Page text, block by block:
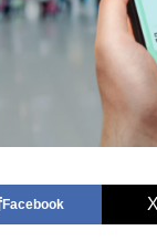
Facebook